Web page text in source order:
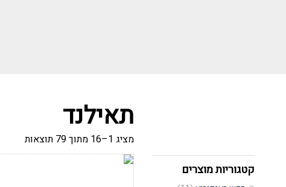
קטגוריות מוצרים
תאילנד
מציג 1–16 מתוך 79 תוצאות ממוין
הפריט